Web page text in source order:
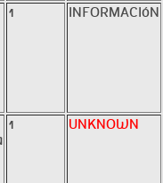
1 INFORMACIóN
1 UNKNOWN